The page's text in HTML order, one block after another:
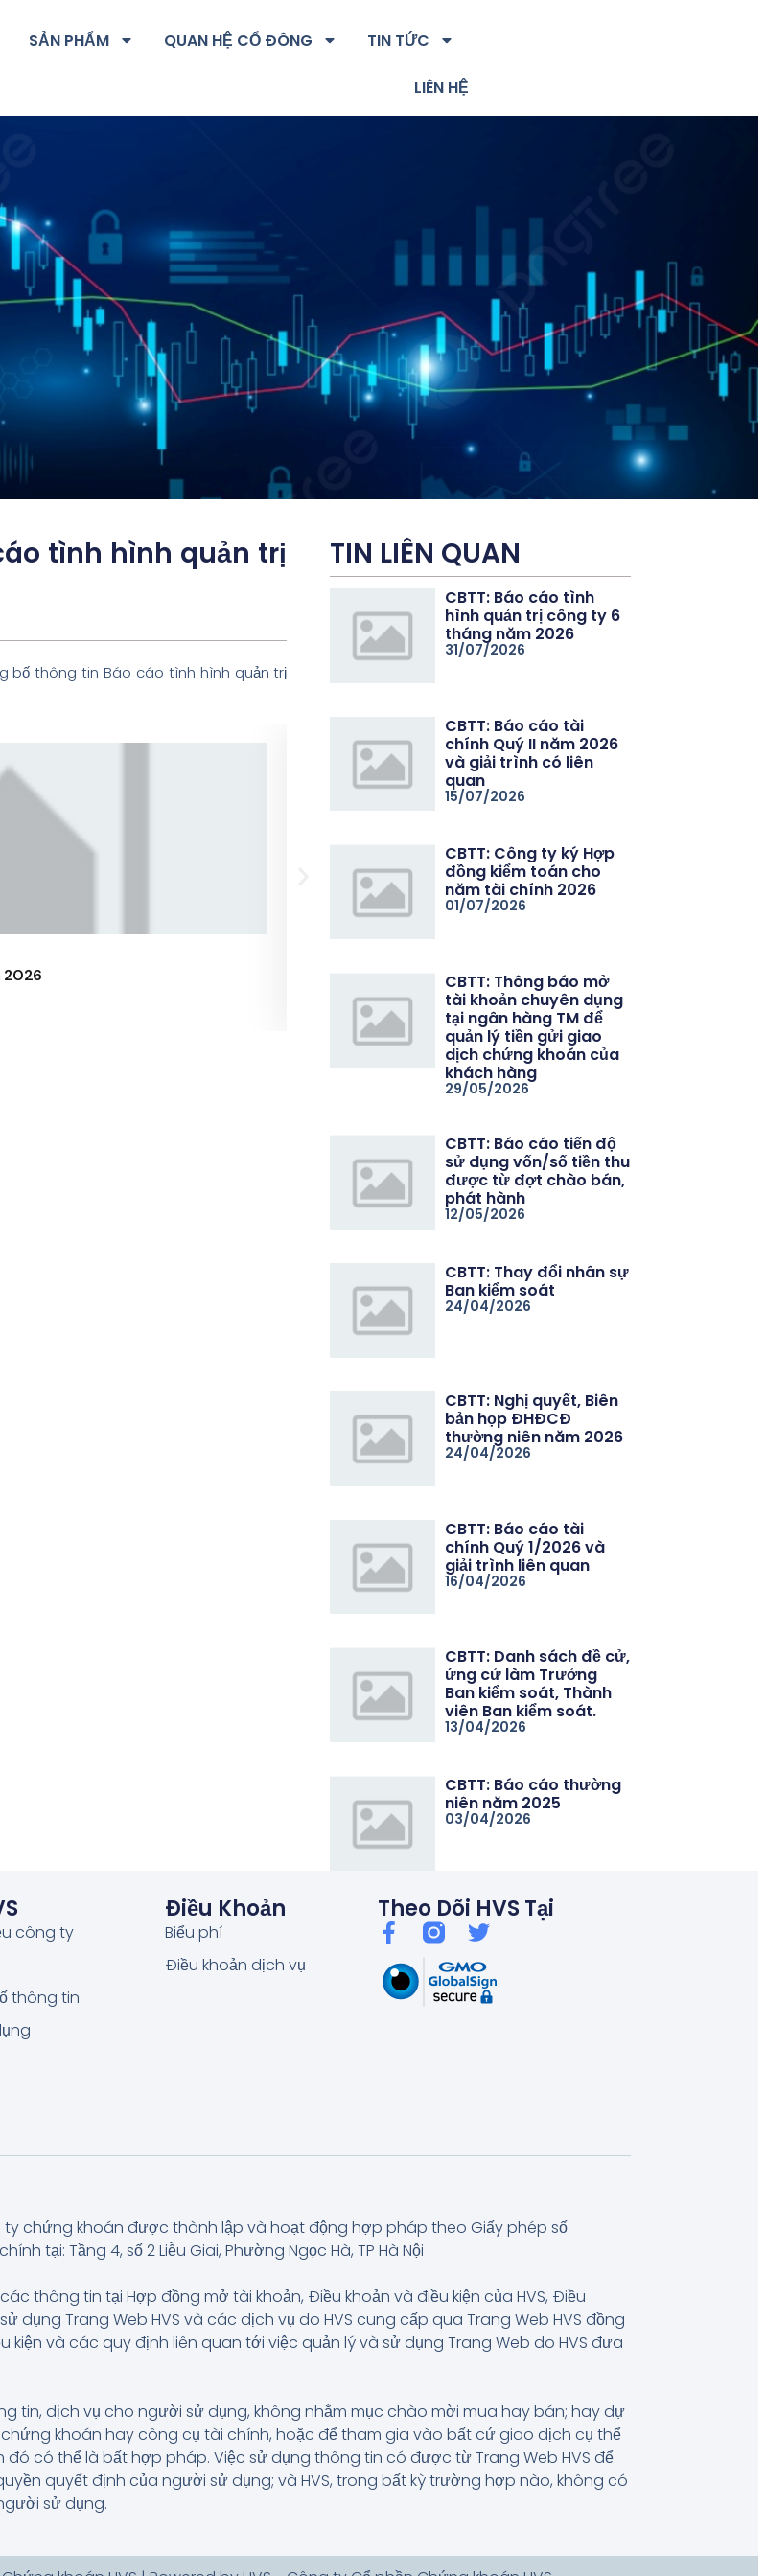
SẢN PHẨM QUAN HỆ CỔ ĐÔNG TIN TỨC
LIÊN HỆ
tình hình quản trị
bố thông tin Báo cáo tình hình quản trị
2026 CBTT: Báo cáo tài chính Quý II năm 2026 và giải trình có liên quan
TIN LIÊN QUAN
CBTT: Báo cáo tình
hình quản trị công ty 6
tháng năm 2026
31/07/2026
CBTT: Báo cáo tài
chính Quý II năm 2026
và giải trình có liên
quan
15/07/2026
CBTT: Công ty ký Hợp
đồng kiểm toán cho
năm tài chính 2026
01/07/2026
CBTT: Thông báo mở
tài khoản chuyên dụng
tại ngân hàng TM để
quản lý tiền gửi giao
dịch chứng khoán của
khách hàng
29/05/2026
CBTT: Báo cáo tiến độ
sử dụng vốn/số tiền thu
được từ đợt chào bán,
phát hành
12/05/2026
CBTT: Thay đổi nhân sự
Ban kiểm soát
24/04/2026
CBTT: Nghị quyết, Biên
bản họp ĐHĐCĐ
thường niên năm 2026
24/04/2026
CBTT: Báo cáo tài
chính Quý 1/2026 và
giải trình liên quan
16/04/2026
CBTT: Danh sách đề cử,
ứng cử làm Trưởng
Ban kiểm soát, Thành
viên Ban kiểm soát.
13/04/2026
CBTT: Báo cáo thường
niên năm 2025
03/04/2026
công ty
thông tin
Điều Khoản
Biểu phí
Điều khoản dịch vụ
Theo Dõi HVS Tại
ty chứng khoán được thành lập và hoạt động hợp pháp theo Giấy phép số
tại: Tầng 4, số 2 Liễu Giai, Phường Ngọc Hà, TP Hà Nội
thông tin tại Hợp đồng mở tài khoản, Điều khoản và điều kiện của HVS, Điều
dụng Trang Web HVS và các dịch vụ do HVS cung cấp qua Trang Web HVS đồng
kiện và các quy định liên quan tới việc quản lý và sử dụng Trang Web do HVS đưa
tin, dịch vụ cho người sử dụng, không nhằm mục chào mời mua hay bán; hay dự
khoán hay công cụ tài chính, hoặc để tham gia vào bất cứ giao dịch cụ thể
có thể là bất hợp pháp. Việc sử dụng thông tin có được từ Trang Web HVS để
quyết định của người sử dụng; và HVS, trong bất kỳ trường hợp nào, không có
sử dụng.